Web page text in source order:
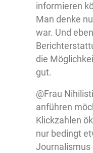
informieren
Man denke
war. Und
die
gut.
@Frau
anführen
Klickzahlen
nur bedingt
Journalismus